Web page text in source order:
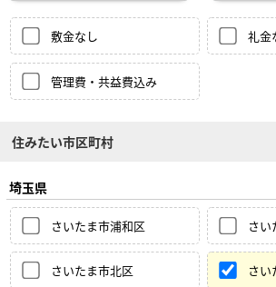
敷金なし 礼金
管理費・共益費込み
住みたい市区町村
埼玉県
さいたま市浦和区 さい
さいたま市北区 さい